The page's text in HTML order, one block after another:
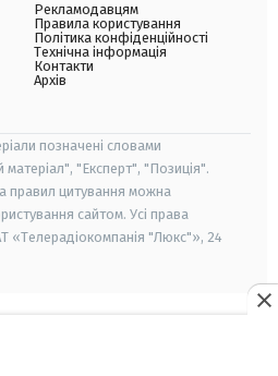
Рекламодавцям
Правила користування
Політика конфіденційності
Технічна інформація
Контакти
Архів
позначені словами
"Експерт", "Позиція".
правил цитування можна
сайтом. Усі права
«Телерадіокомпанія "Люкс"», 24